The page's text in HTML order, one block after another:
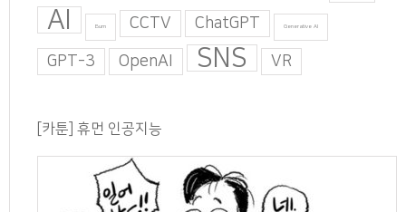
AI Burn CCTV ChatGPT Generative AI
GPT-3 OpenAI SNS VR
[카툰] 휴먼 인공지능